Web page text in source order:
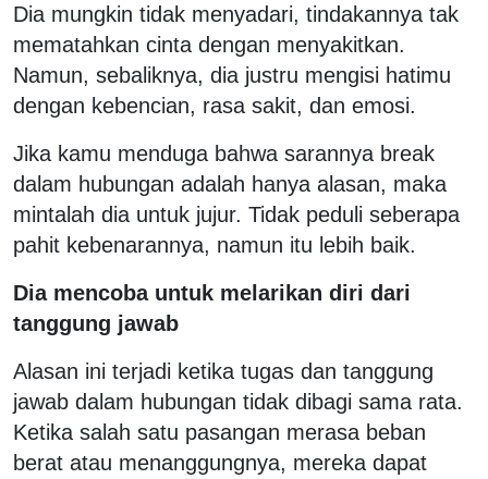
Dia mungkin tidak menyadari, tindakannya tak
mematahkan cinta dengan menyakitkan.
Namun, sebaliknya, dia justru mengisi hatimu
dengan kebencian, rasa sakit, dan emosi.
Jika kamu menduga bahwa sarannya break
dalam hubungan adalah hanya alasan, maka
mintalah dia untuk jujur. Tidak peduli seberapa
pahit kebenarannya, namun itu lebih baik.
Dia mencoba untuk melarikan diri dari
tanggung jawab
Alasan ini terjadi ketika tugas dan tanggung
jawab dalam hubungan tidak dibagi sama rata.
Ketika salah satu pasangan merasa beban
berat atau menanggungnya, mereka dapat